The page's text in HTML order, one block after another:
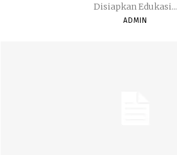
Disiapkan Edukasi...
ADMIN